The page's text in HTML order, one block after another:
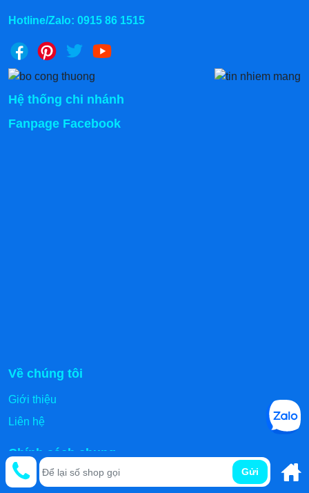
Hotline/Zalo: 0915 86 1515
Hệ thống chi nhánh
Fanpage Facebook
Về chúng tôi
Giới thiệu
Liên hệ
Chính sách chung
Điều khoản sử dụng
Gửi